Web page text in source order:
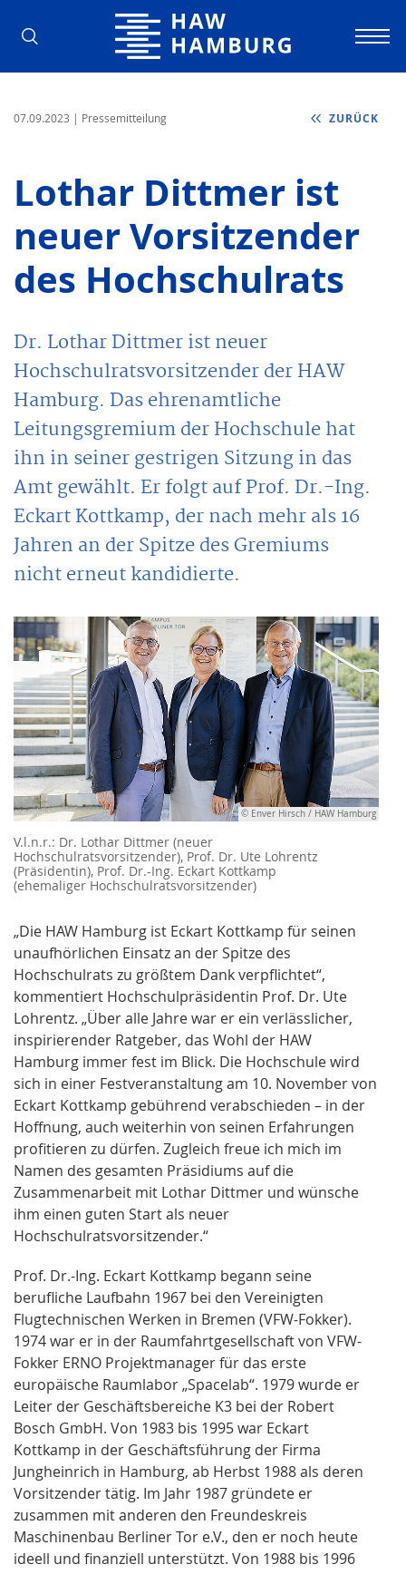
Hochschule für Angewandte
07.09.2023 | Pressemitteilung ZURÜCK
Lothar Dittmer ist
neuer Vorsitzender
des Hochschulrats
Dr. Lothar Dittmer ist neuer
Hochschulratsvorsitzender der HAW
Hamburg. Das ehrenamtliche
Leitungsgremium der Hochschule hat
ihn in seiner gestrigen Sitzung in das
Amt gewählt. Er folgt auf Prof. Dr.-Ing.
Eckart Kottkamp, der nach mehr als 16
Jahren an der Spitze des Gremiums
nicht erneut kandidierte.
© Enver Hirsch / HAW Hamburg
V.l.n.r.: Dr. Lothar Dittmer (neuer
Hochschulratsvorsitzender), Prof. Dr. Ute Lohrentz
(Präsidentin), Prof. Dr.-Ing. Eckart Kottkamp
(ehemaliger Hochschulratsvorsitzender)
„Die HAW Hamburg ist Eckart Kottkamp für seinen
unaufhörlichen Einsatz an der Spitze des
Hochschulrats zu größtem Dank verpflichtet“,
kommentiert Hochschulpräsidentin Prof. Dr. Ute
Lohrentz. „Über alle Jahre war er ein verlässlicher,
inspirierender Ratgeber, das Wohl der HAW
Hamburg immer fest im Blick. Die Hochschule wird
sich in einer Festveranstaltung am 10. November von
Eckart Kottkamp gebührend verabschieden – in der
Hoffnung, auch weiterhin von seinen Erfahrungen
profitieren zu dürfen. Zugleich freue ich mich im
Namen des gesamten Präsidiums auf die
Zusammenarbeit mit Lothar Dittmer und wünsche
ihm einen guten Start als neuer
Hochschulratsvorsitzender.“
Prof. Dr.-Ing. Eckart Kottkamp begann seine
berufliche Laufbahn 1967 bei den Vereinigten
Flugtechnischen Werken in Bremen (VFW-Fokker).
1974 war er in der Raumfahrtgesellschaft von VFW-
Fokker ERNO Projektmanager für das erste
europäische Raumlabor „Spacelab“. 1979 wurde er
Leiter der Geschäftsbereiche K3 bei der Robert
Bosch GmbH. Von 1983 bis 1995 war Eckart
Kottkamp in der Geschäftsführung der Firma
Jungheinrich in Hamburg, ab Herbst 1988 als deren
Vorsitzender tätig. Im Jahr 1987 gründete er
zusammen mit anderen den Freundeskreis
Maschinenbau Berliner Tor e.V., den er noch heute
ideell und finanziell unterstützt. Von 1988 bis 1996